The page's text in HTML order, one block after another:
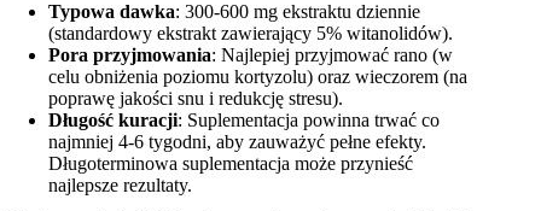
Typowa dawka: 300-600 mg ekstraktu dziennie
(standardowy ekstrakt zawierający 5% witanolidów).
Pora przyjmowania: Najlepiej przyjmować rano (w
celu obniżenia poziomu kortyzolu) oraz wieczorem (na
poprawę jakości snu i redukcję stresu).
Długość kuracji: Suplementacja powinna trwać co
najmniej 4-6 tygodni, aby zauważyć pełne efekty.
Długoterminowa suplementacja może przynieść
najlepsze rezultaty.